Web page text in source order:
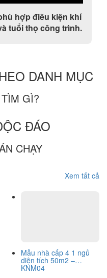
hợp điều kiện khí
tuổi thọ công trình.
DANH MỤC
GÌ?
ĐÁO
CHẠY
Xem tất cả
Mẫu nhà cấp 4 1 ngủ
diện tích 50m2 –
KNM04